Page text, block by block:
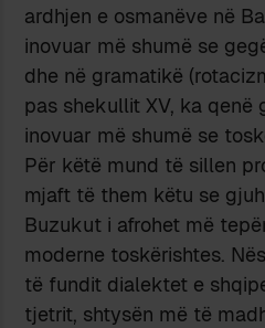
ardhjen e osmanëve në
inovuar më shumë se
dhe në gramatikë
pas shekullit XV, ka qenë
inovuar më shumë se
Për këtë mund të sillen
mjaft të them këtu se
Buzukut i afrohet më
moderne toskërishtes.
të fundit dialektet e
tjetrit, shtysën më të